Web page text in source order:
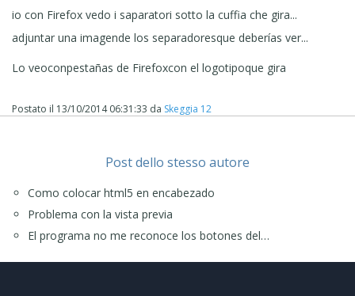
io con Firefox vedo i saparatori sotto la cuffia che gira...
adjuntar una imagende los separadoresque deberías ver...
Lo veoconpestañas de Firefoxcon el logotipoque gira
Postato il 13/10/2014 06:31:33 da Skeggia 12
Post dello stesso autore
Como colocar html5 en encabezado
Problema con la vista previa
El programa no me reconoce los botones del…